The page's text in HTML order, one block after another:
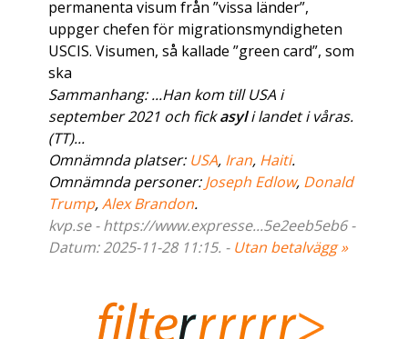
permanenta visum från ”vissa länder”,
uppger chefen för migrationsmyndigheten
USCIS. Visumen, så kallade ”green card”, som
ska
Sammanhang: ...Han kom till USA i
september 2021 och fickasyli landet i våras.
(TT)...
Omnämnda platser: USA, Iran, Haiti.
Omnämnda personer:Joseph Edlow, Donald
Trump,Alex Brandon.
kvp.se - https://www.expresse...5e2eeb5eb6 -
Datum: 2025-11-28 11:15. - Utan betalvägg »